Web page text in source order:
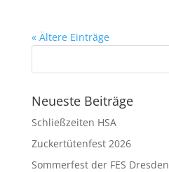
« Ältere Einträge
Neueste Beiträge
Schließzeiten HSA
Zuckertütenfest 2026
Sommerfest der FES Dresden